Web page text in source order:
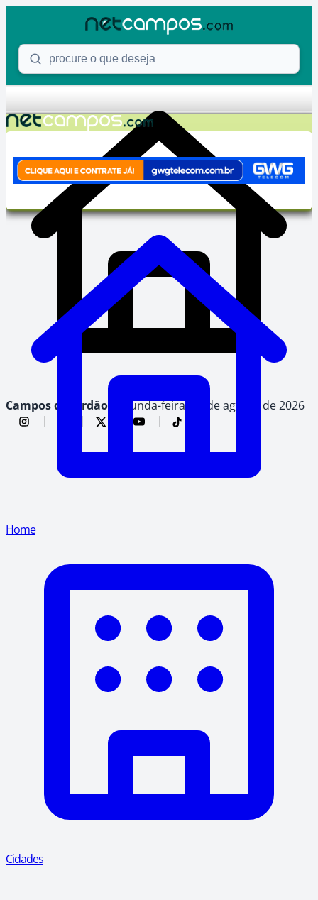
Procure o que deseja
Campos do Jordão, segunda-feira, 10 de agosto de 2026
Home
Cidades